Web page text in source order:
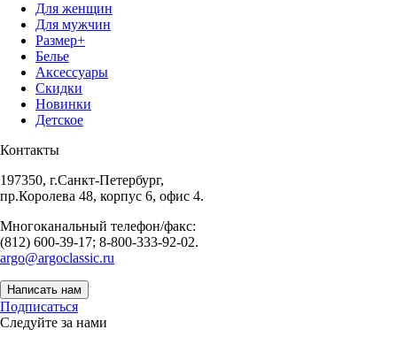
Для женщин
Для мужчин
Размер+
Белье
Аксессуары
Скидки
Новинки
Детское
Контакты
197350, г.Санкт-Петербург,
пр.Королева 48, корпус 6, офис 4.
Многоканальный телефон/факс:
(812) 600-39-17; 8-800-333-92-02.
argo@argoclassic.ru
Написать нам
Подписаться
Следуйте за нами